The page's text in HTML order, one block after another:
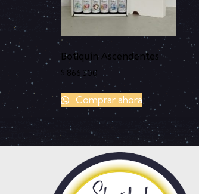
Botiquín Ascendentes
$ 866.300
Comprar ahora